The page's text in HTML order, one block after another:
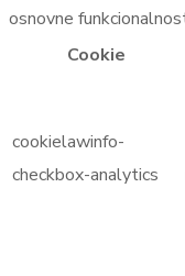
osnovne
Cookie
cookielawinfo-
checkbox-analytics